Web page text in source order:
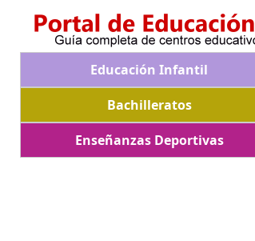
Educación Infantil
Bachilleratos
Enseñanzas Deportivas